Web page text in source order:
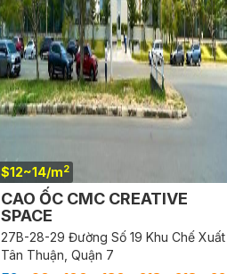
2
$12~14/m2
CAO ỐC CMC CREATIVE
SPACE
27B-28-29 Đường Số 19 Khu Chế Xuất
Tân Thuận, Quận 7